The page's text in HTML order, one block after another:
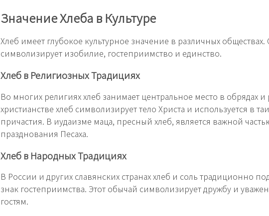
Значение Хлеба в Культуре
Хлеб имеет глубокое культурное значение в различных обществах.
символизирует изобилие, гостеприимство и единство.
Хлеб в Религиозных Традициях
Во многих религиях хлеб занимает центральное место в обрядах и
христианстве хлеб символизирует тело Христа и используется в
причастия. В иудаизме маца, пресный хлеб, является важной
празднования Песаха.
Хлеб в Народных Традициях
В России и других славянских странах хлеб и соль традиционно
знак гостеприимства. Этот обычай символизирует дружбу и
гостям.